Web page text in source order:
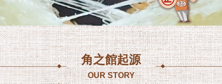
角之館起源
OUR STORY